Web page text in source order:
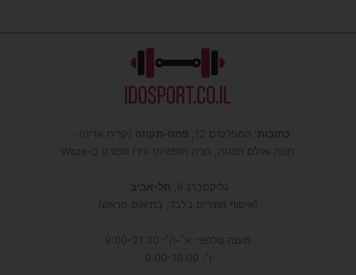
כתובות : המפלסים 12, פתח-תקווה (קרית אריה) –
חנות ואולם תצוגה, חניה חופשית! עידו ספורט ב-Waze
גליקסברג 6,
תל-אביב
(איסוף מוצרים בלבד, בתיאום מראש)
מענה טלפוני: א׳-ה׳: 9:00-21:30
ו׳: 9:00-16:00